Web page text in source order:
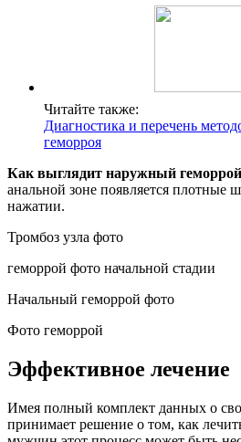
Читайте также:
Диагностика и перечень
геморроя
Как выглядит наружный
анальной зоне появляется плотные
нажатии.
Тромбоз узла фото
геморрой фото начальной стадии
Начальный геморрой фото
Фото геморрой
Эффективное лечение
Имея полный комплект данных о
принимает решение о том, как